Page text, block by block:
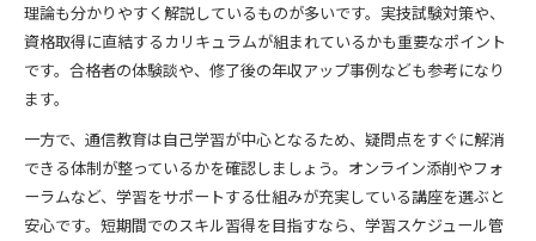
理論も分かりやすく解説しているものが多いです。実技試験対策や、
資格取得に直結するカリキュラムが組まれているかも重要なポイント
です。合格者の体験談や、修了後の年収アップ事例なども参考になり
ます。
一方で、通信教育は自己学習が中心となるため、疑問点をすぐに解消
できる体制が整っているかを確認しましょう。オンライン添削やフォ
ーラムなど、学習をサポートする仕組みが充実している講座を選ぶと
安心です。短期間でのスキル習得を目指すなら、学習スケジュール管